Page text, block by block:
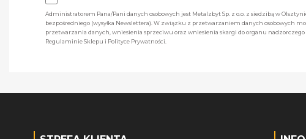
Administratorem Pana/Pani danych osobowych jest Metalzbyt Sp. z o.o. z siedzibą w
bezpośredniego (wysyłka Newslettera). W związku z przetwarzaniem danych osobowych
przetwarzania danych, wniesienia sprzeciwu oraz wniesienia skargi do organu
Regulaminie Sklepu i Polityce Prywatności.